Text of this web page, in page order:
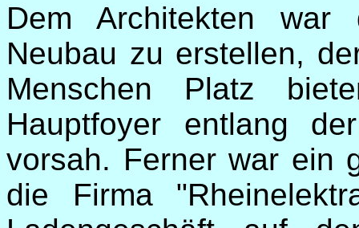
Dem Architekten war
Neubau zu erstellen,
Menschen Platz
Hauptfoyer entlang
vorsah. Ferner war ein
die Firma